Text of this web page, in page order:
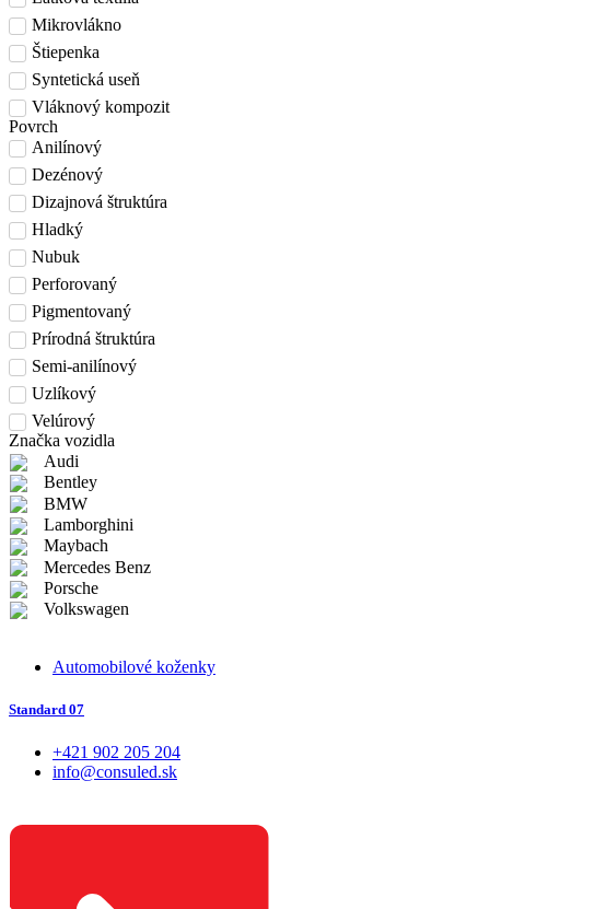
Mikrovlákno
Štiepenka
Syntetická useň
Vláknový kompozit
Povrch
Anilínový
Dezénový
Dizajnová štruktúra
Hladký
Nubuk
Perforovaný
Pigmentovaný
Prírodná štruktúra
Semi-anilínový
Uzlíkový
Velúrový
Značka vozidla
Audi
Bentley
BMW
Lamborghini
Maybach
Mercedes Benz
Porsche
Volkswagen
Automobilové koženky
Standard 07
+421 902 205 204
info@consuled.sk